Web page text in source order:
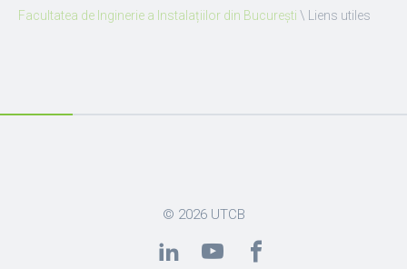
Facultatea de Inginerie a Instalațiilor din București \ Liens utiles
© 2026 UTCB